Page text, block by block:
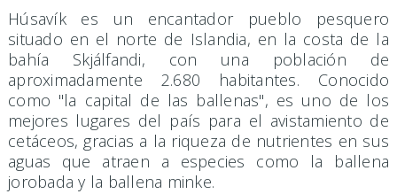
Húsavík es un encantador pueblo pesquero
situado en el norte de Islandia, en la costa de la
bahía Skjálfandi, con una población de
aproximadamente 2.680 habitantes. Conocido
como "la capital de las ballenas", es uno de los
mejores lugares del país para el avistamiento de
cetáceos, gracias a la riqueza de nutrientes en sus
aguas que atraen a especies como la ballena
jorobada y la ballena minke.